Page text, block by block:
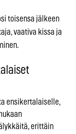
toisensa jälkeen
vaativa kissa ja
ensikertalaiselle,
erittäin